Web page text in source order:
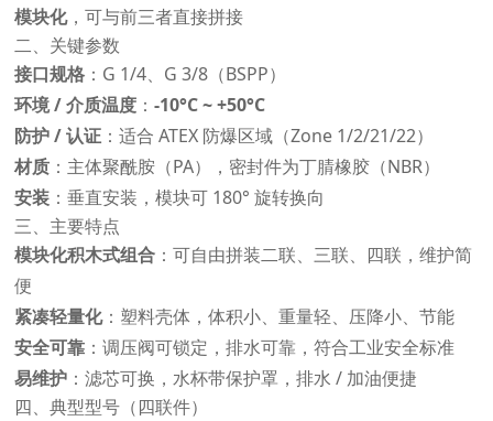
模块化，可与前三者直接拼接
二、关键参数
接口规格 ：G 1/4、G 3/8（BSPP）
环境 / 介质温度 ：-10°C ~ +50°C
防护 / 认证 ：适合 ATEX 防爆区域（Zone 1/2/21/22）
材质 ：主体聚酰胺（PA），密封件为丁腈橡胶（NBR）
安装 ：垂直安装，模块可 180° 旋转换向
三、主要特点
模块化积木式组合 ：可自由拼装二联、三联、四联，维护简
便
紧凑轻量化：塑料壳体，体积小、重量轻、压降小、节能
安全可靠 ：调压阀可锁定，排水可靠，符合工业安全标准
易维护 ：滤芯可换，水杯带保护罩，排水 / 加油便捷
四、典型型号（四联件）